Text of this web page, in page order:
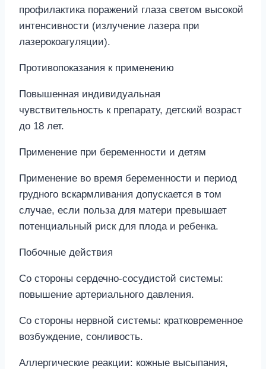
профилактика поражений глаза светом высокой
интенсивности (излучение лазера при
лазерокоагуляции).
Противопоказания к применению
Повышенная индивидуальная
чувствительность к препарату, детский возраст
до 18 лет.
Применение при беременности и детям
Применение во время беременности и период
грудного вскармливания допускается в том
случае, если польза для матери превышает
потенциальный риск для плода и ребенка.
Побочные действия
Со стороны сердечно-сосудистой системы:
повышение артериального давления.
Со стороны нервной системы: кратковременное
возбуждение, сонливость.
Аллергические реакции: кожные высыпания,